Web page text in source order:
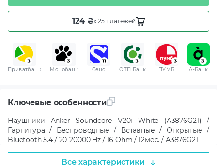
124 ₴x 25 платежей
Приватбанк Монобанк Сенс ОТП Банк ПУМБ A-Банк
Ключевые особенности
Наушники Anker Soundcore V20i White (A3876G21) /
Гарнитура / Беспроводные / Вставные / Открытые /
Bluetooth 5.4 / 20-20000 Hz / 16 Ohm / 12мес. / A3876G21
Все характеристики